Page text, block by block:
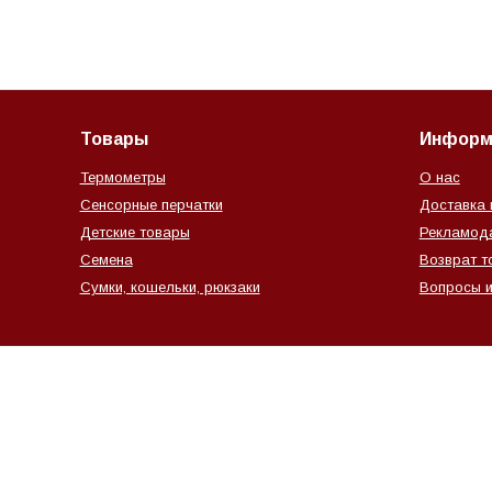
Товары
Термометры
Сенсорные перчатки
Детские товары
Семена
Сумки, кошельки, рюкзаки
О нас
Доставка
Возврат
Вопросы